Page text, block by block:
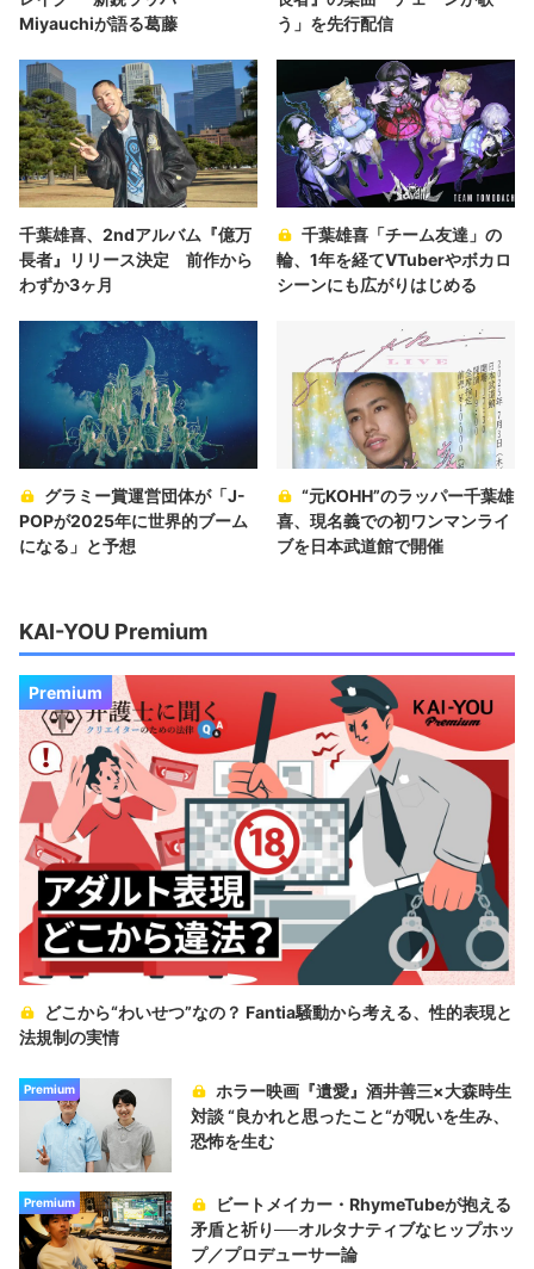
Miyauchiが語る葛藤
う」を先行配信
千葉雄喜、2ndアルバム『億万
長者』リリース決定 前作から
わずか3ヶ月
千葉雄喜「チーム友達」の
輪、1年を経てVTuberやボカロ
シーンにも広がりはじめる
グラミー賞運営団体が「J-
POPが2025年に世界的ブーム
になる」と予想
“元KOHH”のラッパー千葉雄
喜、現名義での初ワンマンライ
ブを日本武道館で開催
KAI-YOU Premium
Premium
どこから“わいせつ”なの？ Fantia騒動から考える、性的表現と
法規制の実情
Premium
ホラー映画『遺愛』酒井善三×大森時生
対談 “良かれと思ったこと“が呪いを生み、
恐怖を生む
Premium
ビートメイカー・RhymeTubeが抱える
矛盾と祈り──オルタナティブなヒップホッ
プ／プロデューサー論